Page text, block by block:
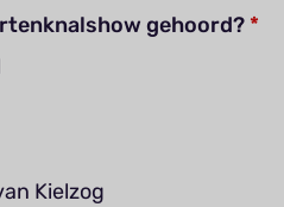
gehoord?
Kielzog